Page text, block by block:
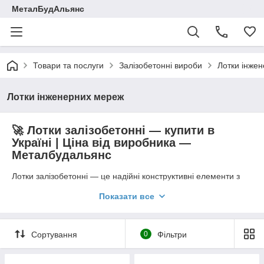
МеталБудАльянс
Товари та послуги Залізобетонні вироби Лотки
Лотки інженерних мереж
🚀 Лотки залізобетонні — купити в
Україні | Ціна від виробника —
Металбудальянс
Лотки залізобетонні — це надійні конструктивні елементи з
мереж, теплотрас, трубопроводів, комунікацій,
інженерних трас. Вони використовуються у промисловому
будівництві, енергетиці, теплових мережах, ЖКГ,
Показати все
Сортування 0 Фільтри